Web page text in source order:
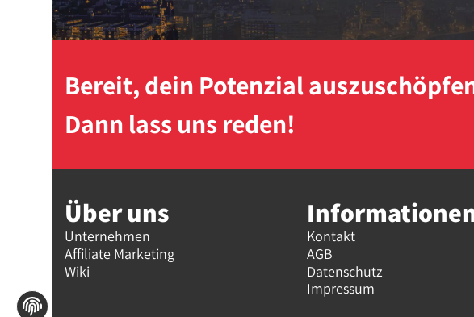
Bereit, dein Potenzial
Dann lass uns reden!
Über uns
Unternehmen
Affiliate Marketing
Wiki
Kontakt
AGB
Datenschutz
Impressum